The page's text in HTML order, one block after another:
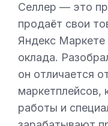
Селлер — это
продаёт свои
Яндекс Маркете
оклада.
он отличается
маркетплейсов,
работы и